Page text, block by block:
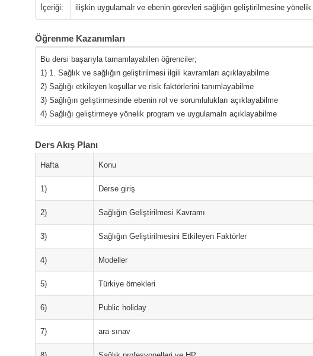
İçeriği:
ilişkin uygulamalr ve ebenin görevleri sağlığın geliştirilmesine
Öğrenme Kazanımları
Bu dersi başarıyla tamamlayabilen öğrenciler;
1) 1. Sağlık ve sağlığın geliştirilmesi ilgili kavramları açıklayabilme
2) Sağlığı etkileyen koşullar ve risk faktörlerini tanımlayabilme
3) Sağlığın geliştirmesinde ebenin rol ve sorumlulukları açıklayabilme
4) Sağlığı geliştirmeye yönelik program ve uygulamalrı açıklayabilme
Ders Akış Planı
Hafta Konu
1) Derse giriş
2) Sağlığın Geliştirilmesi Kavramı
3) Sağlığın Geliştirilmesini Etkileyen Faktörler
4) Modeller
5) Türkiye örnekleri
6) Public holiday
7) ara sınav